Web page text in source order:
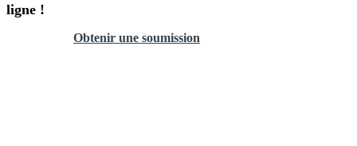
ligne !
Obtenir une soumission